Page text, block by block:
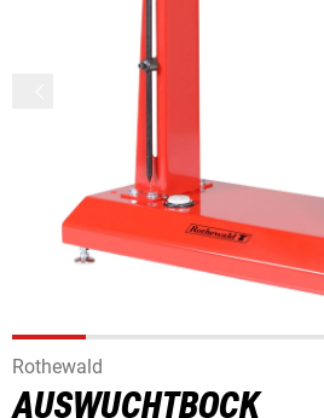
Rothewald
AUSWUCHTBOCK